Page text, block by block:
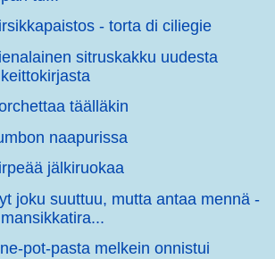
- torta di ciliegie
sitruskakku uudesta
keittokirjasta
täälläkin
naapurissa
jälkiruokaa
joku suuttuu, mutta antaa mennä -
mansikkatira...
pot-pasta melkein onnistui